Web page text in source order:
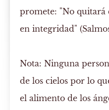
promete: "No quitará
en integridad"
Nota: Ninguna
de los cielos por lo
el alimento de los